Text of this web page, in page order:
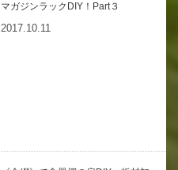
マガジンラックDIY！Part３
2017.10.11